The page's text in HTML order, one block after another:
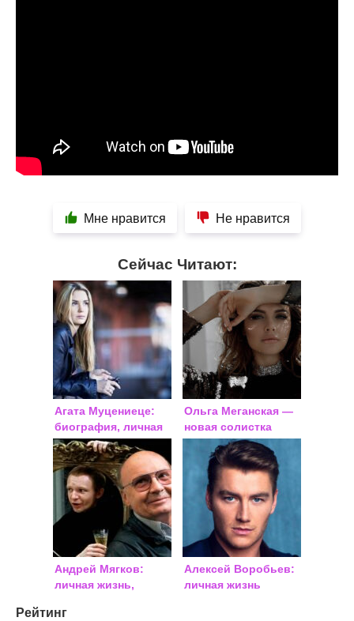
Мне нравится Не нравится
Сейчас Читают:
Агата Муцениеце:
биография, личная
жизнь, муж, дети
Ольга Меганская —
новая солистка
группы ВИА Гра:
биография
Андрей Мягков:
личная жизнь,
Алексей Воробьев:
личная жизнь
Рейтинг